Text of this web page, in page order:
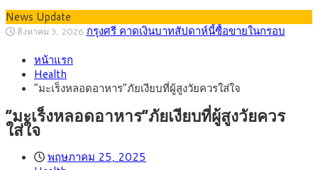
News Update
สิงหาคม 3, 2026
33.00-33.60 ติดตามข้อมูลจ้างงานสหรัฐฯ
สิงหาคม 1, 2026 “เอกนิติ” เปิดเครื่องยนต์เศรษฐกิจใหม่ของไทย
ศักยภาพ
ติดลายการ์ตูน กรมศุลกากร เตือนผู้ปกครองเฝ้าระวัง หลังยึดล็อต
ใหญ่จากเยอรมนี
กรกฎาคม 27, 2026
2569) ซื้อขายในกรอบ 33.40-34.00 มองเฟดคงดอกเบี้ย
สิงหาคม 5, 2026
หน้ารถไฟฟ้าสงขลา โมโนเรล 12.54 กม. เชื่อมเมืองหาดใหญ่
สิงหาคม 4, 2026 สธ.ชี้ รพ.รัฐแบกรับผู้ป่วยบัตรทอง 87% แต่ได้งบ
รายหัวเพียง 2,618 บาท เสนอทบทวนจัดสรรงบให้สอดคล้องภาระ
งานจริง
สิงหาคม 3, 2026 กรุงศรี คาดเงินบาทสัปดาห์นี้ซื้อขายในกรอบ
33.00-33.60 ติดตามข้อมูลจ้างงานสหรัฐฯ
หน้าแรก
Health
“มะเร็งหลอดอาหาร”ภัยเงียบที่ผู้สูงวัยควรใส่ใจ
“มะเร็งหลอดอาหาร”ภัยเงียบที่ผู้สูงวัยควร
ใส่ใจ
พฤษภาคม 25, 2025